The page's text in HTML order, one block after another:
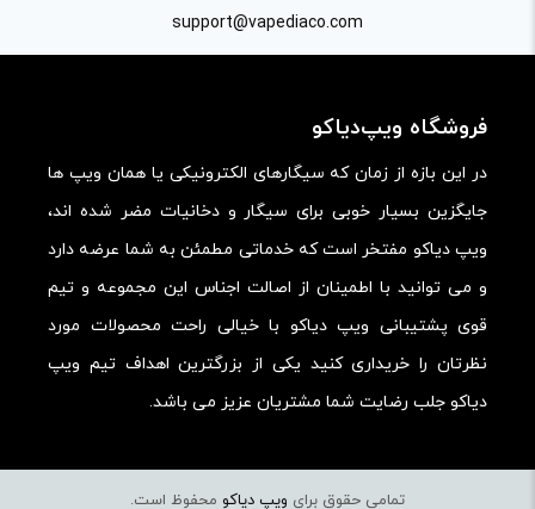
support@vapediaco.com
فروشگاه ویپ‌دیاکو
در این بازه از زمان که سیگارهای الکترونیکی یا همان ویپ ها
جایگزین بسیار خوبی برای سیگار و دخانیات مضر شده اند،
ویپ دیاکو مفتخر است که خدماتی مطمئن به شما عرضه دارد
و می توانید با اطمینان از اصالت اجناس این مجموعه و تیم
قوی پشتیبانی ویپ دیاکو با خیالی راحت محصولات مورد
نظرتان را خریداری کنید یکی از بزرگترین اهداف تیم ویپ
دیاکو جلب رضایت شما مشتریان عزیز می باشد.
تمامی حقوق برای ویپ دیاکو محفوظ است.